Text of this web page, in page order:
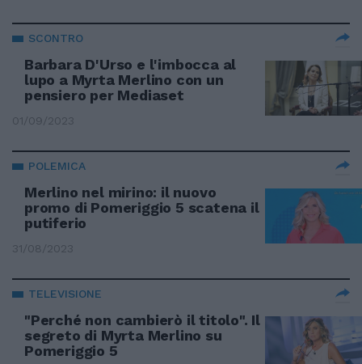
SCONTRO
Barbara D'Urso e l'imbocca al
lupo a Myrta Merlino con un
pensiero per Mediaset
01/09/2023
POLEMICA
Merlino nel mirino: il nuovo
promo di Pomeriggio 5 scatena il
putiferio
31/08/2023
TELEVISIONE
"Perché non cambierò il titolo". Il
segreto di Myrta Merlino su
Pomeriggio 5